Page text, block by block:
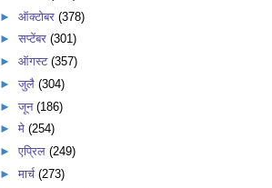
► ऑक्टोबर (378)
► सप्टेंबर (301)
► ऑगस्ट (357)
► जुलै (304)
► जून (186)
► मे (254)
► एप्रिल (249)
► मार्च (273)